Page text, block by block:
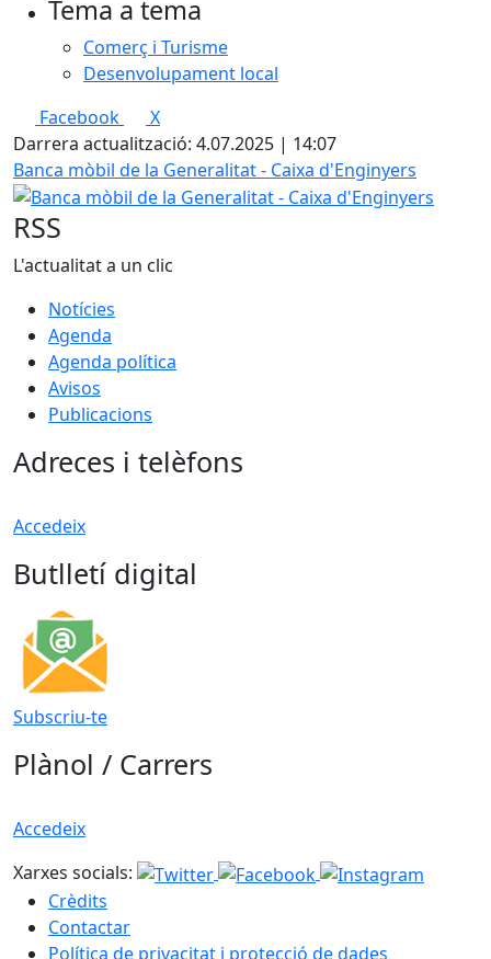
Tema a tema
Comerç i Turisme
Desenvolupament local
Facebook
X
Darrera actualització: 4.07.2025 | 14:07
Banca mòbil de la Generalitat - Caixa d'Enginyers
RSS
L'actualitat a un clic
Notícies
Agenda
Agenda política
Avisos
Publicacions
Adreces i telèfons
Accedeix
Butlletí digital
Subscriu-te
Plànol / Carrers
Accedeix
Xarxes socials:
Crèdits
Contactar
Política de privacitat i protecció de dades